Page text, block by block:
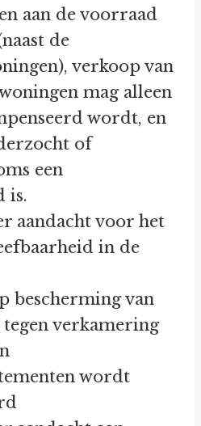
aan de voorraad
de
verkoop van
mag alleen
wordt, en
of
een
is.
aandacht voor het
in de
bescherming van
verkamering
wordt